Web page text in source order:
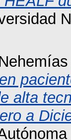
alta
a